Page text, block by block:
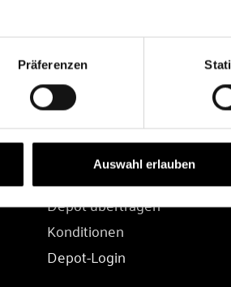
Präferenzen
Auswahl erlauben
Fonds FAQ
DEPOT
Depot übertragen
Konditionen
Depot-Login